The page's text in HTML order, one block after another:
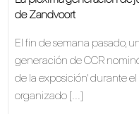
de Zandvoort
El fin de semana pasado,
generación de CCR
de la exposición' durante
organizado [...]